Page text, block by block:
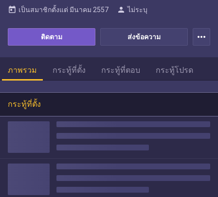
ส่งข้อความ
ติดตาม
today เป็นสมาชิกตั้งแต่ มีนาคม 2557 person ไม่ระบุ
more_horiz
ภาพรวม กระทู้ที่ตั้ง กระทู้ที่ตอบ กระทู้โปรด
กระทู้ที่ตั้ง